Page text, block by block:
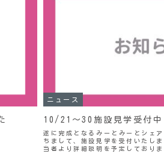
ニュース
10/21〜30施設見学受付中
遂に完成となるみーとみーとシェ
ちまして、施設見学を受付いたし
当者より詳細説明を予定してお